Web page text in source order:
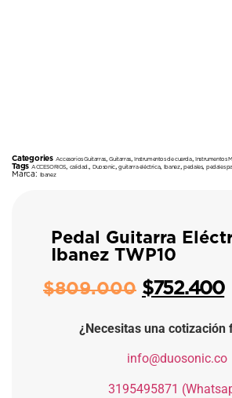
Categories Accesorios Guitarras,Guitarras,Instrumentos de cuerda,Instrumentos
Tags ACCESORIOS calidad. ,Duosonic,guitarra eléctrica, Ibanez,pedales, pedales
Marca: Ibanez
Pedal Guitarra
Ibanez TWP10
$809.000 $752.400
¿Necesitas una cotización
info@duosonic.co
3195495871